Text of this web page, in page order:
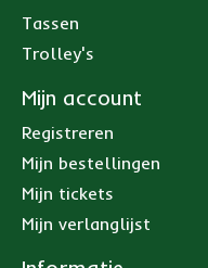
Tassen
Trolley's
Mijn account
Registreren
Mijn bestellingen
Mijn tickets
Mijn verlanglijst